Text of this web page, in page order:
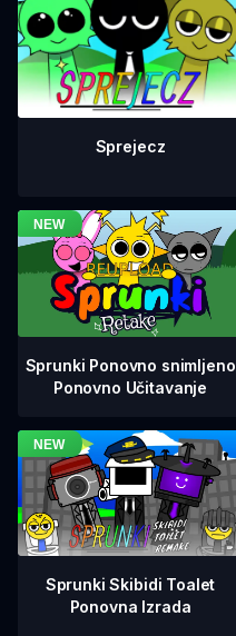
Sprejecz
Sprunki Ponovno snimljeno
Ponovno Učitavanje
Sprunki Skibidi Toalet
Ponovna Izrada